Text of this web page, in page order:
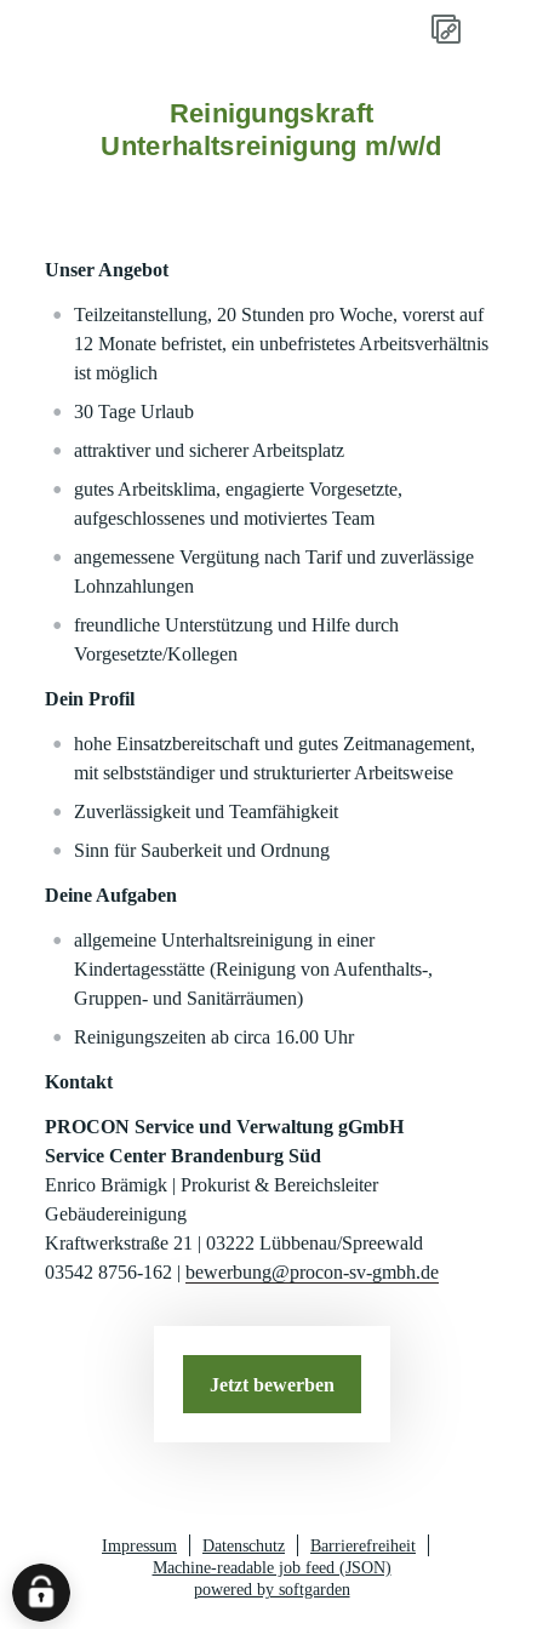
Reinigungskraft
Unterhaltsreinigung m/w/d
Unser Angebot
Teilzeitanstellung, 20 Stunden pro Woche, vorerst auf
12 Monate befristet, ein unbefristetes Arbeitsverhältnis
ist möglich
30 Tage Urlaub
attraktiver und sicherer Arbeitsplatz
gutes Arbeitsklima, engagierte Vorgesetzte,
aufgeschlossenes und motiviertes Team
angemessene Vergütung nach Tarif und zuverlässige
Lohnzahlungen
freundliche Unterstützung und Hilfe durch
Vorgesetzte/Kollegen
Dein Profil
hohe Einsatzbereitschaft und gutes Zeitmanagement,
mit selbstständiger und strukturierter Arbeitsweise
Zuverlässigkeit und Teamfähigkeit
Sinn für Sauberkeit und Ordnung
Deine Aufgaben
allgemeine Unterhaltsreinigung in einer
Kindertagesstätte (Reinigung von Aufenthalts-,
Gruppen- und Sanitärräumen)
Reinigungszeiten ab circa 16.00 Uhr
Kontakt
PROCON Service und Verwaltung gGmbH
Service Center Brandenburg Süd
Enrico Brämigk | Prokurist & Bereichsleiter
Gebäudereinigung
Kraftwerkstraße 21 | 03222 Lübbenau/Spreewald
03542 8756-162 |bewerbung@procon-sv-gmbh.de
Jetzt bewerben
Impressum Datenschutz
Barrierefreiheit
Machine-readable job feed (JSON)
powered by softgarden